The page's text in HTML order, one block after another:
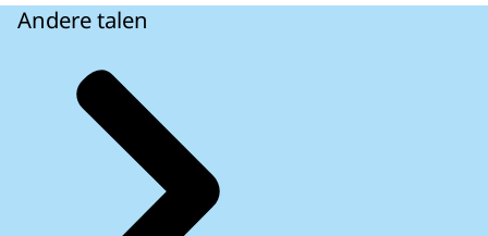
Andere talen